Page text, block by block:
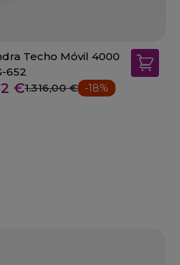
Techo Móvil 4000
652
€1.316,00 € -18%